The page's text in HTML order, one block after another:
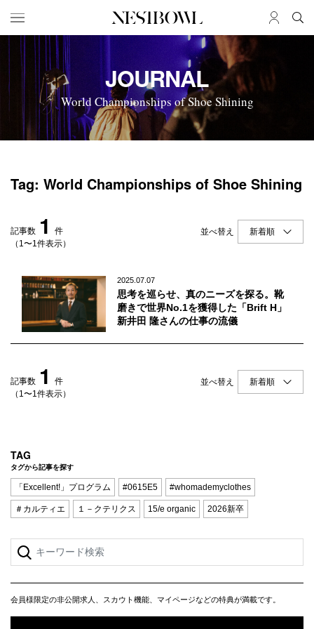
HOME
求人検索
新着求人
ブランド一覧
インタビュー
ニュース＆イベント
データ
コラボ募集一覧
SERVICE
初めての方へ
企業担当の方へ
ログイン
会員登録
JOURNAL
World Championships of Shoe Shining
Tag: World Championships of Shoe Shining
記事数 1
件
（1〜1件表示）
並べ替え
2025.07.07
思考を巡らせ、真のニーズを探る。靴
磨きで世界No.1を獲得した「Brift H」
新井田 隆さんの仕事の流儀
記事数 1
件
（1〜1件表示）
並べ替え
TAG
タグから記事を探す
「Excellent!」プログラム #0615E5 #whomademyclothes
＃カルティエ １－クテリクス 15/e organic 2026新卒
会員様限定の非公開求人、スカウト機能、マイページなどの特典が満載です。